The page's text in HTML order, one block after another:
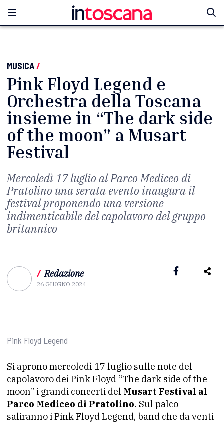
MUSICA/
Pink Floyd Legend e
Orchestra della Toscana
insieme in “The dark side
of the moon” a Musart
Festival
Mercoledì 17 luglio al Parco Mediceo di
Pratolino una serata evento inaugura il
festival proponendo una versione
indimenticabile del capolavoro del gruppo
britannico
/ Redazione
26 GIUGNO 2024
Pink Floyd Legend
Si aprono mercoledì 17 luglio sulle note del
capolavoro dei Pink Floyd “The dark side of the
moon” i grandi concerti del Musart Festival al
Parco Mediceo di Pratolino. Sul palco
saliranno i Pink Floyd Legend, band che da venti